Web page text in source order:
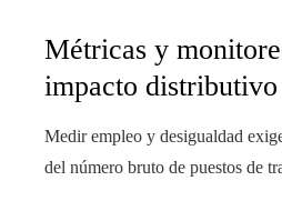
Métricas y
impacto distributivo
Medir empleo y desigualdad
del número bruto de puestos de